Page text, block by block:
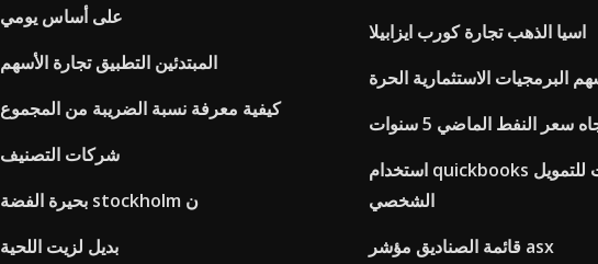
على أساس يومي
المبتدئين التطبيق تجارة الأسهم
كيفية معرفة نسبة الضريبة من المجموع
شركات التصنيف
بحيرة الفضة stockholm ن
بديل لزيت اللحية
اسيا الذهب تجارة كورب ايزابيلا
البرمجيات الاستثمارية الحرة
سعر النفط الماضي 5 سنوات
استخدام quickbooks عبر الإنترنت للتمويل
الشخصي
قائمة الصناديق مؤشر asx